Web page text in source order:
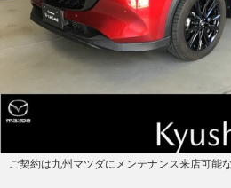
ご契約は九州マツダにメンテナンス来店可能